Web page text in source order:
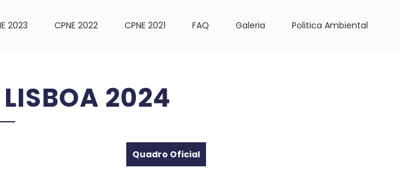
2023 CPNE 2022 CPNE 2021 FAQ Galeria Politica Ambiental
LISBOA 2024
Quadro Oficial